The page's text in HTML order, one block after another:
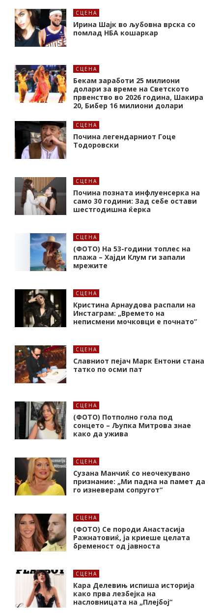
СЦЕНА
Ирина Шајк во љубовна врска со
помлад НБА кошаркар
СЦЕНА
Бекам заработи 25 милиони
долари за време на Светското
првенство во 2026 година, Шакира
20, Бибер 16 милиони долари
СЦЕНА
Почина легендарниот Гоце
Тодоровски
СЦЕНА
Почина позната инфлуенсерка на
само 30 години: Зад себе остави
шестгодишна ќерка
СЦЕНА
(ФОТО) На 53-години топлес на
плажа – Хајди Клум ги запали
мрежите
СЦЕНА
Кристина Арнаудова распали на
Инстаграм: „Времето на
неписмени мочковци е почнато”
СЦЕНА
Славниот пејач Марк Ентони стана
татко по осми пат
СЦЕНА
(ФОТО) Потполно гола под
сонцето – Љупка Митрова знае
како да ужива
СЦЕНА
Сузана Манчиќ со неочекувано
признание: „Ми падна на памет да
го изневерам сопругот“
СЦЕНА
(ФОТО) Се породи Анастасија
Ражнатовиќ, ја криеше целата
бременост од јавноста
СЦЕНА
Кара Делевињ испиша историја
како прва лезбејка на
насловницата на „Плејбој“